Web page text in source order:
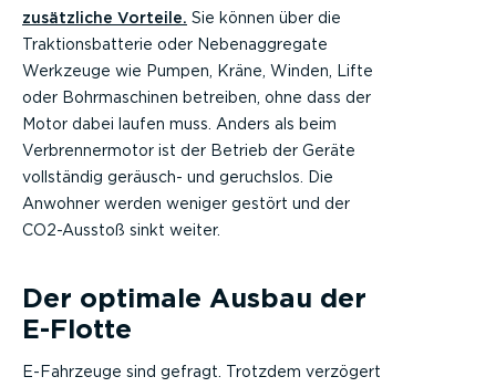
zusätzliche Vorteile. Sie können über die
Traktionsbatterie oder Nebenaggregate
Werkzeuge wie Pumpen, Kräne, Winden, Lifte
oder Bohrmaschinen betreiben, ohne dass der
Motor dabei laufen muss. Anders als beim
Verbrennermotor ist der Betrieb der Geräte
vollständig geräusch- und geruchslos. Die
Anwohner werden weniger gestört und der
CO2-Ausstoß sinkt weiter.
Der optimale Ausbau der
E-Flotte
E-Fahrzeuge sind gefragt. Trotzdem verzögert